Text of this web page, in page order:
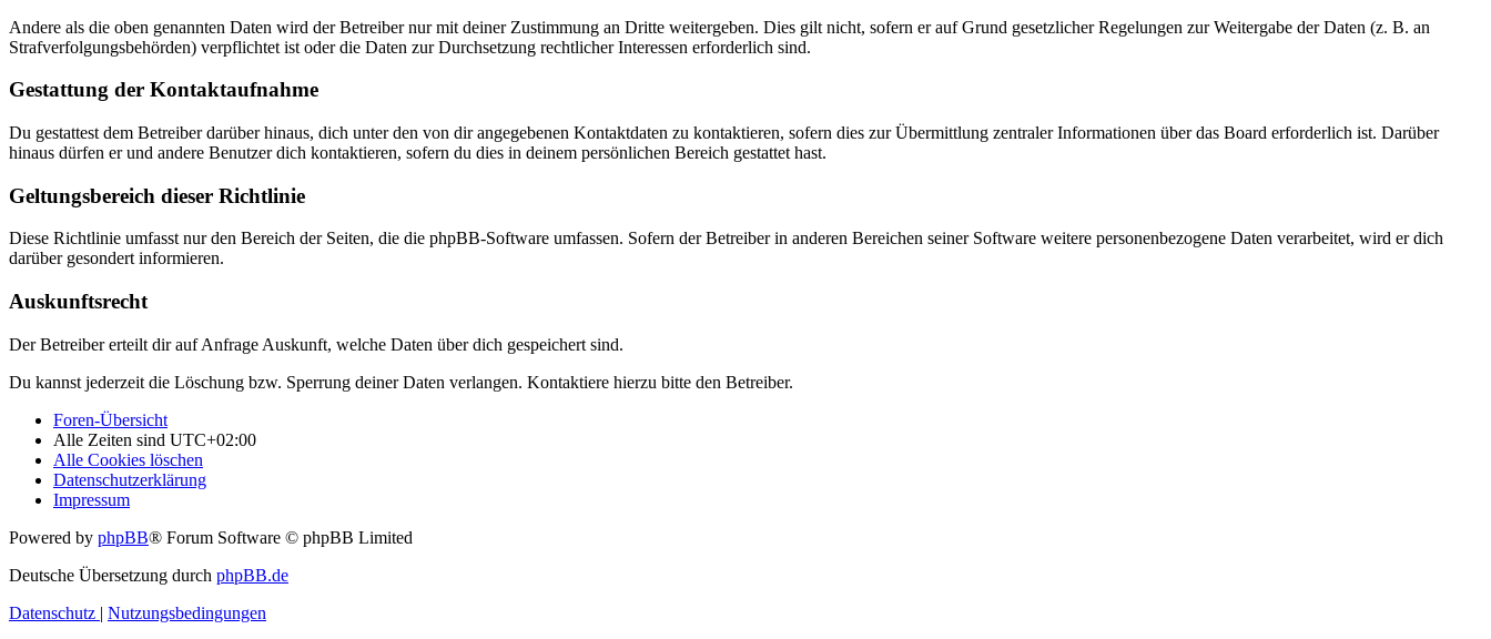
Andere als die oben genannten Daten wird der Betreiber nur mit deiner Zustimmung an Dritte weitergeben. Dies gilt nicht, sofern er auf Grund gesetzlicher Regelungen zur Weitergabe der Daten (z. B. an
Strafverfolgungsbehörden) verpflichtet ist oder die Daten zur Durchsetzung rechtlicher Interessen erforderlich sind.
Gestattung der Kontaktaufnahme
Du gestattest dem Betreiber darüber hinaus, dich unter den von dir angegebenen Kontaktdaten zu kontaktieren, sofern dies zur Übermittlung zentraler Informationen über das Board erforderlich ist. Darüber
hinaus dürfen er und andere Benutzer dich kontaktieren, sofern du dies in deinem persönlichen Bereich gestattet hast.
Geltungsbereich dieser Richtlinie
Diese Richtlinie umfasst nur den Bereich der Seiten, die die phpBB-Software umfassen. Sofern der Betreiber in anderen Bereichen seiner Software weitere personenbezogene Daten verarbeitet, wird er dich
darüber gesondert informieren.
Auskunftsrecht
Der Betreiber erteilt dir auf Anfrage Auskunft, welche Daten über dich gespeichert sind.
Du kannst jederzeit die Löschung bzw. Sperrung deiner Daten verlangen. Kontaktiere hierzu bitte den Betreiber.
Foren-Übersicht
Alle Zeiten sind UTC+02:00
Alle Cookies löschen
Datenschutzerklärung
Impressum
Powered by phpBB® Forum Software © phpBB Limited
Deutsche Übersetzung durch phpBB.de
Datenschutz | Nutzungsbedingungen